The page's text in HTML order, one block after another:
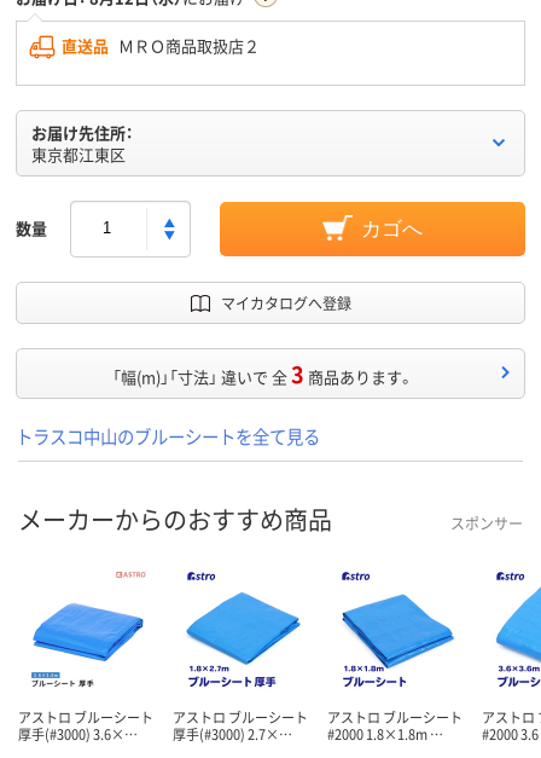
直送品 ＭＲＯ商品取扱店２
お届け先住所：
東京都江東区
数量 カゴへ
マイカタログへ登録
「幅(m)」「寸法」 違いで 全3 商品あります。
トラスコ中山のブルーシートを全て見る
メーカーからのおすすめ商品 スポンサー
アストロ ブルーシート
厚手(#3000) 3.6×…
アストロ ブルーシート
厚手(#3000) 2.7×…
アストロ ブルーシート
#2000 1.8×1.8m …
アストロ
#2000